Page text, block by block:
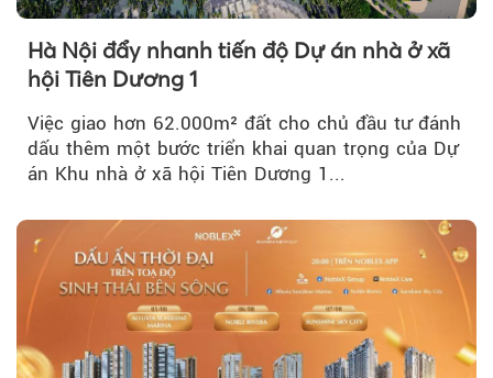
Hà Nội đẩy nhanh tiến độ Dự án nhà ở xã
hội Tiên Dương 1
Việc giao hơn 62.000m² đất cho chủ đầu tư đánh
dấu thêm một bước triển khai quan trọng của Dự
án Khu nhà ở xã hội Tiên Dương 1...